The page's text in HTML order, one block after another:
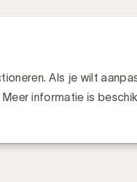
Als je wilt
informatie is
hervormt. Dit is de